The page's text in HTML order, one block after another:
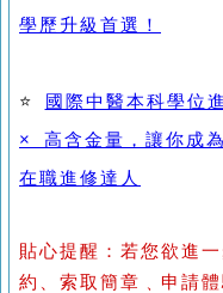
學歷升級首選！
⭐
國際中醫本科學位
× 高含金量，讓你成
在職進修達人
貼心提醒：若您欲進
約、索取簡章﹑申請